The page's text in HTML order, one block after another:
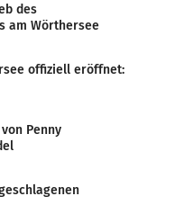
des
am Wörthersee
offiziell eröffnet:
Penny